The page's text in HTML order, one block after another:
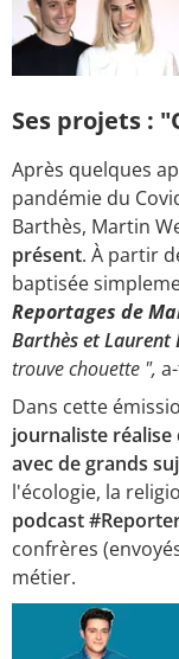
Ses projets :
Après quelques
pandémie du
Barthès, Martin
présent. À partir
baptisée
Reportages de
Barthès et Laurent
trouve chouette ",
Dans cette
journaliste réalise
avec de grands
l'écologie, la
podcast
confrères
métier.